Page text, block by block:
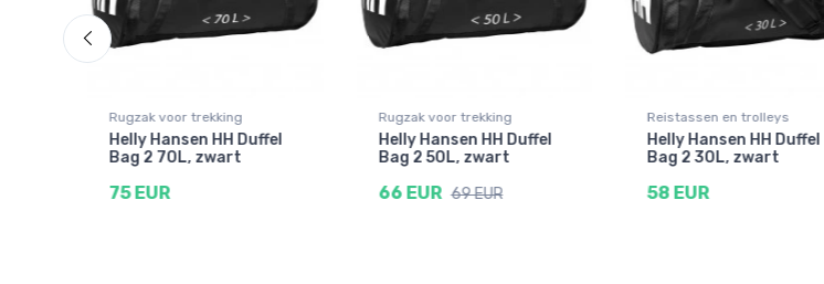
Rugzak voor trekking
Helly Hansen HH Duffel
Bag 2 70L, zwart
75 EUR
Rugzak voor trekking
Helly Hansen HH Duffel
Bag 2 50L, zwart
66 EUR 69 EUR
Reistassen en trolleys
Helly Hansen HH Duffel
Bag 2 30L, zwart
58 EUR